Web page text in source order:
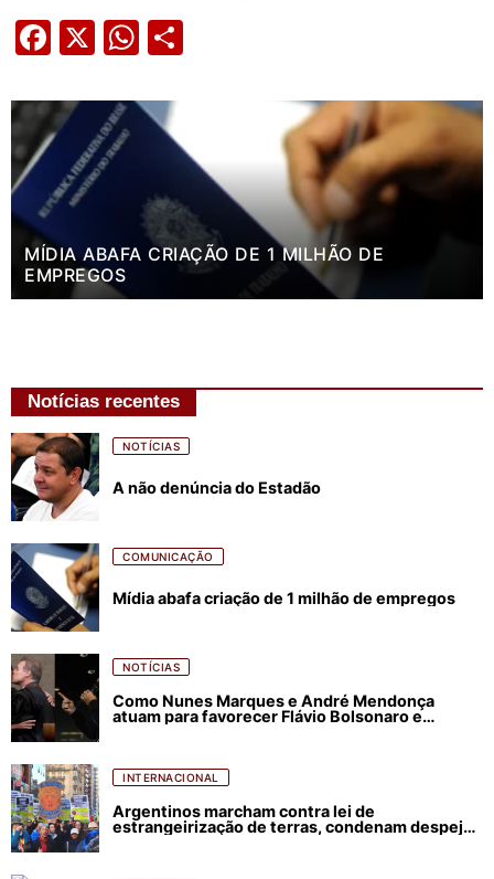
Facebook
X WhatsApp
MÍDIA ABAFA CRIAÇÃO DE 1 MILHÃO DE
EMPREGOS
Notícias recentes
NOTÍCIAS
A não denúncia do Estadão
COMUNICAÇÃO
Mídia abafa criação de 1 milhão de empregos
NOTÍCIAS
Como Nunes Marques e André Mendonça
atuam para favorecer Flávio Bolsonaro e
INTERNACIONAL
Argentinos marcham contra lei de
estrangeirização de terras, condenam despejos